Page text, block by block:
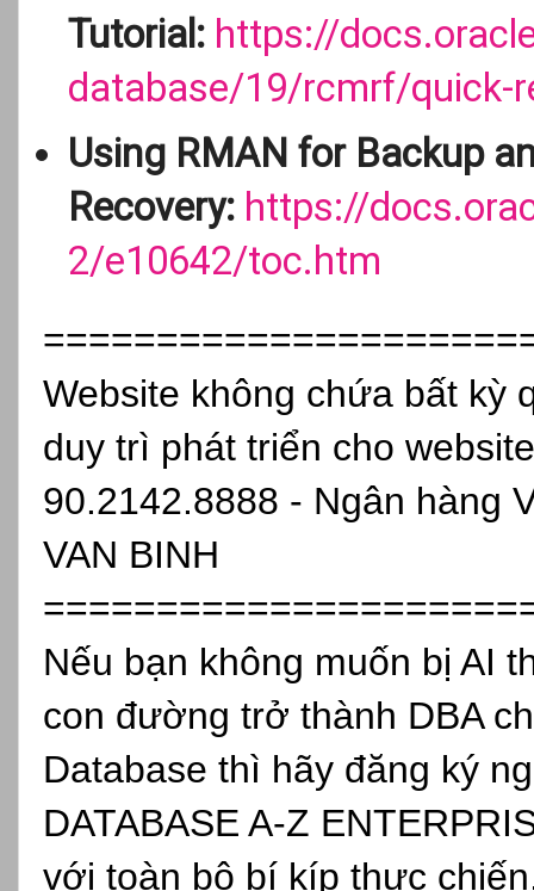
Tutorial: https://
database/19/rcmrf/quick-
Using RMAN for Backup
Recovery: https://
2/e10642/toc.htm
Website không chứa bất kỳ
duy trì phát triển cho
90.2142.8888 - Ngân hàng
VAN BINH
Nếu bạn không muốn bị AI
con đường trở thành DBA
Database thì hãy đăng ký
DATABASE A-Z
với toàn bộ bí kíp thực